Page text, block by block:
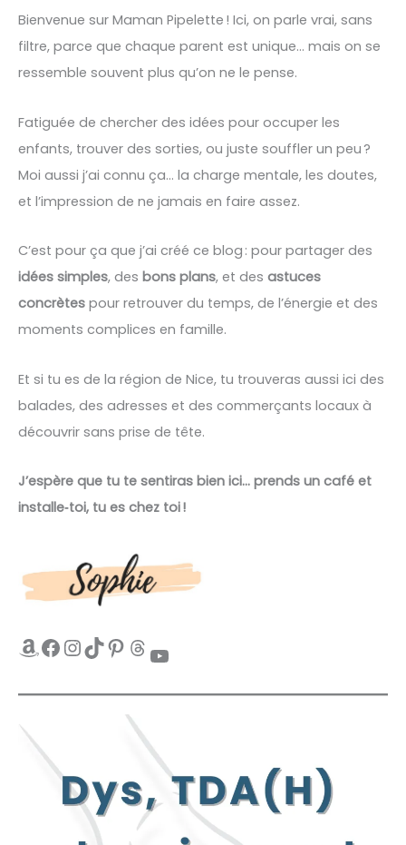
Bienvenue sur Maman Pipelette ! Ici, on parle vrai, sans
filtre, parce que chaque parent est unique… mais on se
ressemble souvent plus qu’on ne le pense.
Fatiguée de chercher des idées pour occuper les
enfants, trouver des sorties, ou juste souffler un peu ?
Moi aussi j’ai connu ça… la charge mentale, les doutes,
et l’impression de ne jamais en faire assez.
C’est pour ça que j’ai créé ce blog : pour partager des
idées simples, des bons plans, et des astuces
concrètes pour retrouver du temps, de l’énergie et des
moments complices en famille.
Et si tu es de la région de Nice, tu trouveras aussi ici des
balades, des adresses et des commerçants locaux à
découvrir sans prise de tête.
J’espère que tu te sentiras bien ici… prends un café et
installe‑toi, tu es chez toi !
Amazon Facebook InstagramTikTok Pinterest Threads YouTube